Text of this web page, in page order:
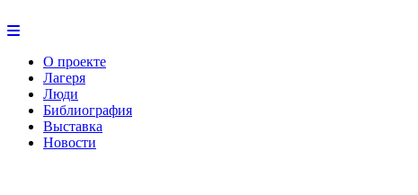
О проекте
Лагеря
Люди
Библиография
Выставка
Новости